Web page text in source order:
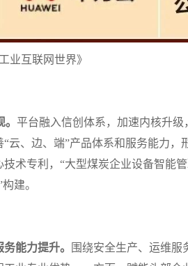
业互联网世界》
平台融入信创体系，加速内核升
云、边、端”产品体系和服务能力
技术专利，“大型煤炭企业设备智能
建。
能力提升。
围绕安全生产、运维服